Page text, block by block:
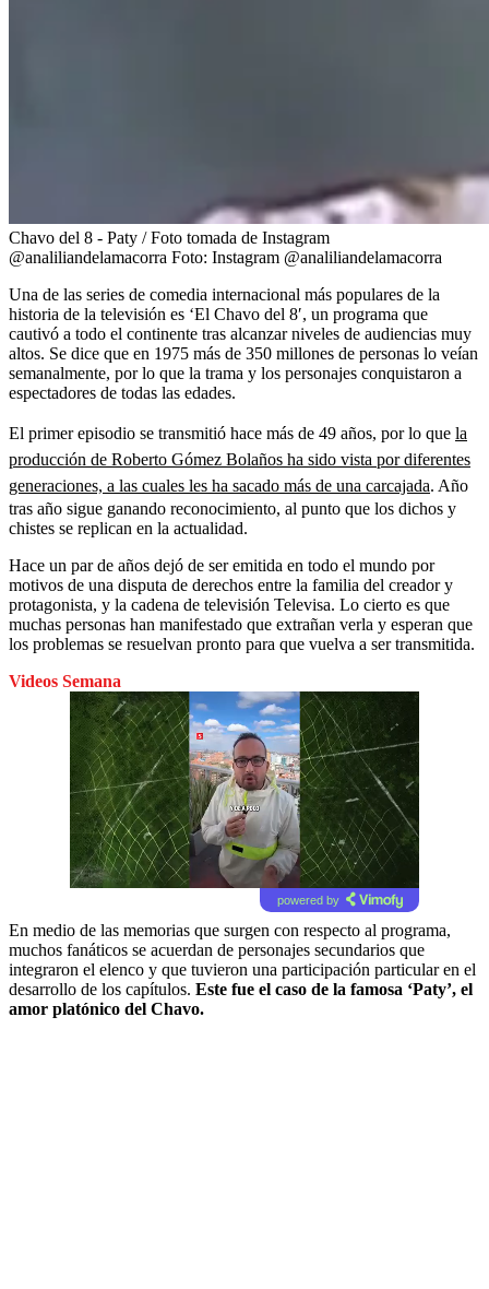
Chavo del 8 - Paty / Foto tomada de Instagram
@analiliandelamacorra Foto: Instagram @analiliandelamacorra
Una de las series de comedia internacional más populares de la
historia de la televisión es ‘El Chavo del 8′, un programa que
cautivó a todo el continente tras alcanzar niveles de audiencias muy
altos. Se dice que en 1975 más de 350 millones de personas lo veían
semanalmente, por lo que la trama y los personajes conquistaron a
espectadores de todas las edades.
El primer episodio se transmitió hace más de 49 años, por lo que la
producción de Roberto Gómez Bolaños ha sido vista por diferentes
generaciones, a las cuales les ha sacado más de una carcajada. Año
tras año sigue ganando reconocimiento, al punto que los dichos y
chistes se replican en la actualidad.
Hace un par de años dejó de ser emitida en todo el mundo por
motivos de una disputa de derechos entre la familia del creador y
protagonista, y la cadena de televisión Televisa. Lo cierto es que
muchas personas han manifestado que extrañan verla y esperan que
los problemas se resuelvan pronto para que vuelva a ser transmitida.
Videos Semana
powered by
En medio de las memorias que surgen con respecto al programa,
muchos fanáticos se acuerdan de personajes secundarios que
integraron el elenco y que tuvieron una participación particular en el
desarrollo de los capítulos. Este fue el caso de la famosa ‘Paty’, el
amor platónico del Chavo.